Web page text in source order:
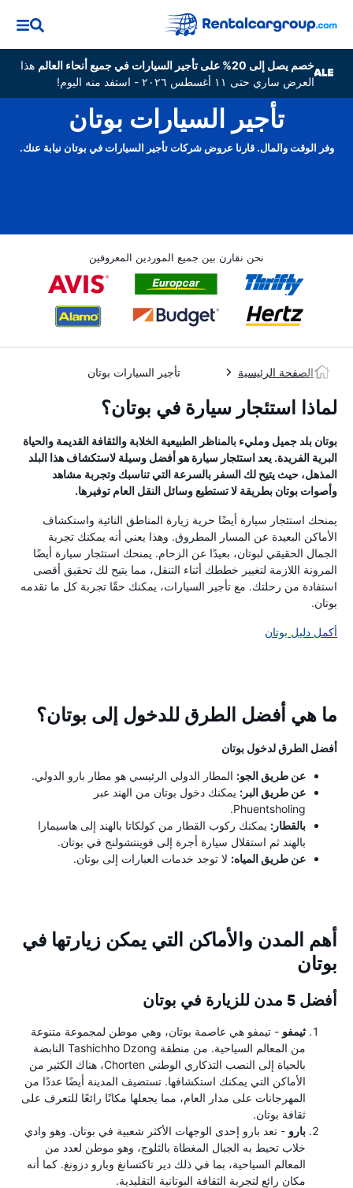
خصم يصل إلى 20% على تأجير السيارات في جميع أنحاء العالم
هذا
العرض ساري حتى ١١ أغسطس ٢٠٢٦ - استفد منه اليوم!
تأجير السيارات بوتان
وفر الوقت والمال. قارنا عروض شركات تأجير السيارات في بوتان نيابة عنك.
نحن نقارن بين جميع الموردين المعروفين
الصفحة الرئيسية تأجير السيارات بوتان
لماذا استئجار سيارة في بوتان؟
بوتان بلد جميل ومليء بالمناظر الطبيعية الخلابة والثقافة القديمة والحياة
البرية الفريدة. يعد استئجار سيارة هو أفضل وسيلة لاستكشاف هذا البلد
المذهل، حيث يتيح لك السفر بالسرعة التي تناسبك وتجربة مشاهد
وأصوات بوتان بطريقة لا تستطيع وسائل النقل العام توفيرها.
يمنحك استئجار سيارة أيضًا حرية زيارة المناطق النائية واستكشاف
الأماكن البعيدة عن المسار المطروق. وهذا يعني أنه يمكنك تجربة
الجمال الحقيقي لبوتان، بعيدًا عن الزحام. يمنحك استئجار سيارة أيضًا
المرونة اللازمة لتغيير خططك أثناء التنقل، مما يتيح لك تحقيق أقصى
استفادة من رحلتك. مع تأجير السيارات، يمكنك حقًا تجربة كل ما تقدمه
بوتان.
أكمل دليل بوتان
ما هي أفضل الطرق للدخول إلى بوتان؟
أفضل الطرق لدخول بوتان
عن طريق الجو: المطار الدولي الرئيسي هو مطار بارو الدولي.
عن طريق البر: يمكنك دخول بوتان من الهند عبر
Phuentsholing.
بالقطار: يمكنك ركوب القطار من كولكاتا بالهند إلى هاسيمارا
بالهند ثم استقلال سيارة أجرة إلى فوينتشولنج في بوتان.
عن طريق المياه: لا توجد خدمات العبارات إلى بوتان.
أهم المدن والأماكن التي يمكن زيارتها في
بوتان
أفضل 5 مدن للزيارة في بوتان
ثيمفو - تيمفو هي عاصمة بوتان، وهي موطن لمجموعة متنوعة
من المعالم السياحية. من منطقة Tashichho Dzong النابضة
بالحياة إلى النصب التذكاري الوطني Chorten، هناك الكثير من
الأماكن التي يمكنك استكشافها. تستضيف المدينة أيضًا عددًا من
المهرجانات على مدار العام، مما يجعلها مكانًا رائعًا للتعرف على
ثقافة بوتان.
بارو - تعد بارو إحدى الوجهات الأكثر شعبية في بوتان. وهو وادي
خلاب تحيط به الجبال المغطاة بالثلوج، وهو موطن لعدد من
المعالم السياحية، بما في ذلك دير تاكتسانغ وبارو دزونغ. كما أنه
مكان رائع لتجربة الثقافة البوتانية التقليدية.